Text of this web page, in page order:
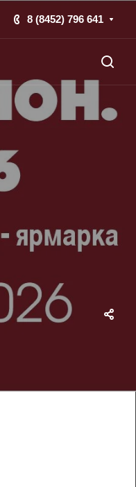
8 (8452) 796 641